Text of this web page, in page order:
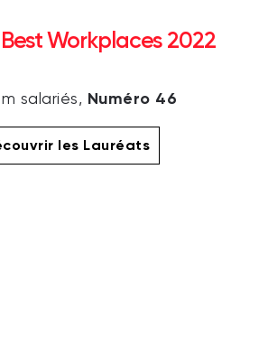
Workplaces 2022
salariés, Numéro 46
les Lauréats